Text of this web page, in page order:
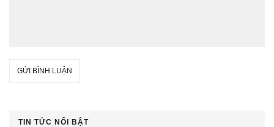
GỬI BÌNH LUẬN
TIN TỨC NỔI BẬT